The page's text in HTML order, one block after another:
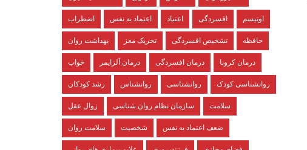
اضطراب اعتماد به نفس اعتیاد افسردگی اوتیسم
بهداشت روان تحریک مغز تشخیص افسردگی حافظه
خواب درمان آلزایمر درمان افسردگی درمان کرونا
رشد کودکان روانشناس روانشناسی روانشناسی کودک
زوال عقل سازمان نظام روان شناسی سلامت
سلامت روان شخصیت ضعف اعتماد به نفس